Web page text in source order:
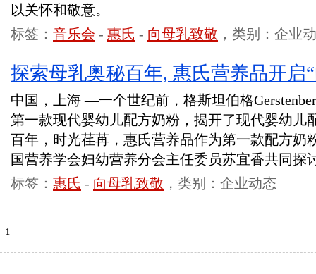
以关怀和敬意。
标签： 音乐会 - 惠氏 - 向母乳致敬 ，类别：企业
探索母乳奥秘百年, 惠氏营养品开启
中国，上海 —一个世纪前，格斯坦伯格
第一款现代婴幼儿配方奶粉，揭开了现代婴幼儿
百年，时光荏苒，惠氏营养品作为第一款配方奶
国营养学会妇幼营养分会主任委员苏宜香共同探
标签： 惠氏 - 向母乳致敬 ，类别：企业动态
1